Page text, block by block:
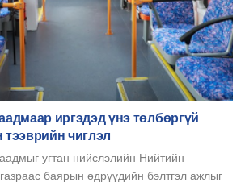
иргэдэд үнэ төлбөргүй
чиглэл
угтан нийслэлийн Нийтийн
баярын өдрүүдийн бэлтгэл ажлыг